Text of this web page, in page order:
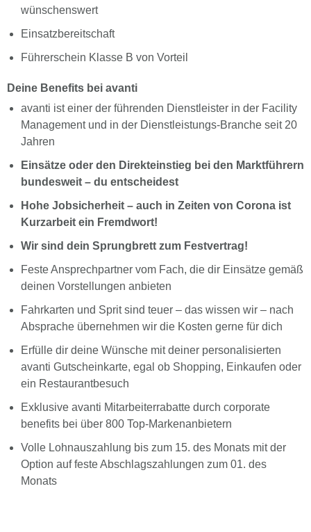
wünschenswert
Einsatzbereitschaft
Führerschein Klasse B von Vorteil
Deine Benefits bei avanti
avanti ist einer der führenden Dienstleister in der Facility
Management und in der Dienstleistungs-Branche seit 20
Jahren
Einsätze oder den Direkteinstieg bei den Marktführern
bundesweit – du entscheidest
Hohe Jobsicherheit – auch in Zeiten von Corona ist
Kurzarbeit ein Fremdwort!
Wir sind dein Sprungbrett zum Festvertrag!
Feste Ansprechpartner vom Fach, die dir Einsätze gemäß
deinen Vorstellungen anbieten
Fahrkarten und Sprit sind teuer – das wissen wir – nach
Absprache übernehmen wir die Kosten gerne für dich
Erfülle dir deine Wünsche mit deiner personalisierten
avanti Gutscheinkarte, egal ob Shopping, Einkaufen oder
ein Restaurantbesuch
Exklusive avanti Mitarbeiterrabatte durch corporate
benefits bei über 800 Top-Markenanbietern
Volle Lohnauszahlung bis zum 15. des Monats mit der
Option auf feste Abschlagszahlungen zum 01. des
Monats